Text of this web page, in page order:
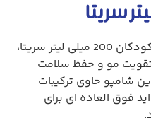
شامپو تقویت کننده مو مناسب کودکان 200 میلی لیتر سریتا،
تقويت مو و حفظ سلامت
حاوی ترکیبات
فوق العاده ای برای